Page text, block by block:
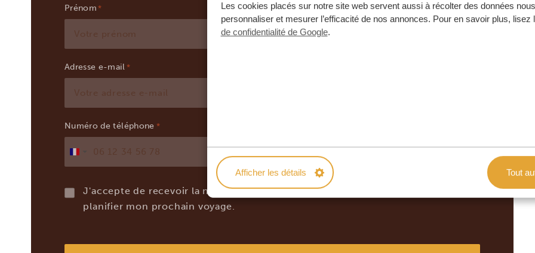
Les cookies placés sur notre site web servent aussi à récolter des données
personnaliser et mesurer l’efficacité de nos annonces. Pour en savoir plus, lisez
de confidentialité de Google.
Afficher les détails Tout
Prénom Nom de famille
Adresse e-mail *
Numéro de téléphone *
France
J'accepte de recevoir la newsletter avec des informations, astuces et idées pour
planifier mon prochain voyage.